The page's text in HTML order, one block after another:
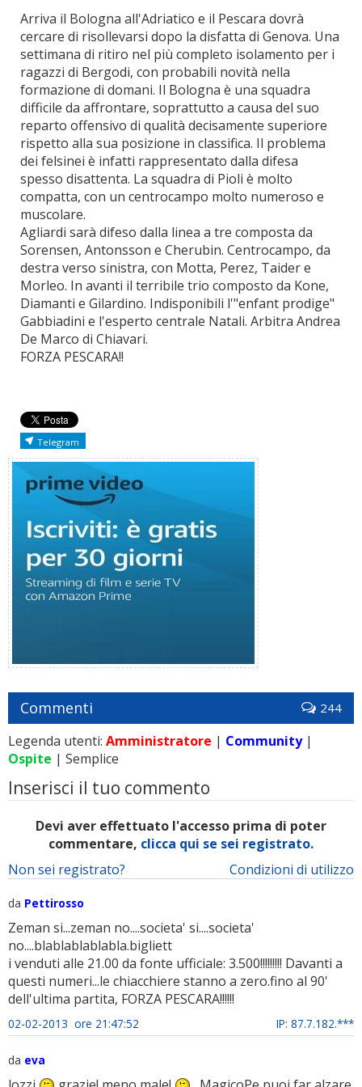
Arriva il Bologna all'Adriatico e il Pescara dovrà
cercare di risollevarsi dopo la disfatta di Genova. Una
settimana di ritiro nel più completo isolamento per i
ragazzi di Bergodi, con probabili novità nella
formazione di domani. Il Bologna è una squadra
difficile da affrontare, soprattutto a causa del suo
reparto offensivo di qualità decisamente superiore
rispetto alla sua posizione in classifica. Il problema
dei felsinei è infatti rappresentato dalla difesa
spesso disattenta. La squadra di Pioli è molto
compatta, con un centrocampo molto numeroso e
muscolare.
Agliardi sarà difeso dalla linea a tre composta da
Sorensen, Antonsson e Cherubin. Centrocampo, da
destra verso sinistra, con Motta, Perez, Taider e
Morleo. In avanti il terribile trio composto da Kone,
Diamanti e Gilardino. Indisponibili l'"enfant prodige"
Gabbiadini e l'esperto centrale Natali. Arbitra Andrea
De Marco di Chiavari.
FORZA PESCARA!!
Telegram
Commenti 244
Legenda utenti: Amministratore | Community|
Ospite | Semplice
Inserisci il tuo commento
Devi aver effettuato l'accesso prima di poter
commentare, clicca qui se sei registrato.
Condizioni di utilizzo
Non sei registrato?
da Pettirosso
Zeman si...zeman no....societa' si....societa'
no....blablablablabla.bigliett
i venduti alle 21.00 da fonte ufficiale: 3.500!!!!!!!!! Davanti a
questi numeri...le chiacchiere stanno a zero.fino al 90'
dell'ultima partita, FORZA PESCARA!!!!!!
02-02-2013 ore 21:47:52 IP: 87.7.182.***
da eva